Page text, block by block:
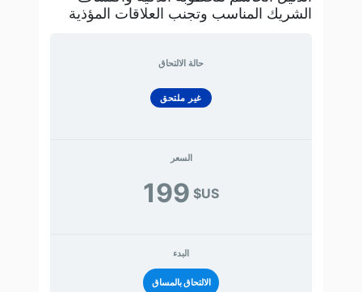
الشريك المناسب وتجنب العلاقات المؤذية
حالة الالتحاق
غير ملتحق
السعر
US$
199
البدء